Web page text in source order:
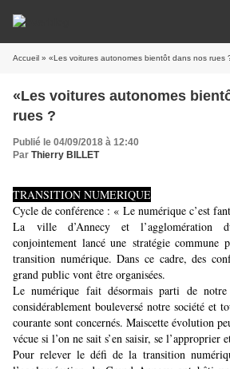
Accueil » «Les voitures autonomes bientôt dans nos rues
«Les voitures autonomes
rues ?
Publié le 04/09/2018 à 12:40
Par Thierry BILLET
TRANSITION NUMERIQUE
Cycle de conférence : « Le numérique c’est
La ville d’Annecy et l’agglomération
conjointement lancé une stratégie
transition numérique. Dans ce cadre, des
grand public vont être organisées.
Le numérique fait désormais parti de
considérablement bouleversé notre société et
courante sont concernés. Maiscette évolution
vécue si l’on ne sait s’en saisir, se l’approprier
Pour relever le défi de la transition